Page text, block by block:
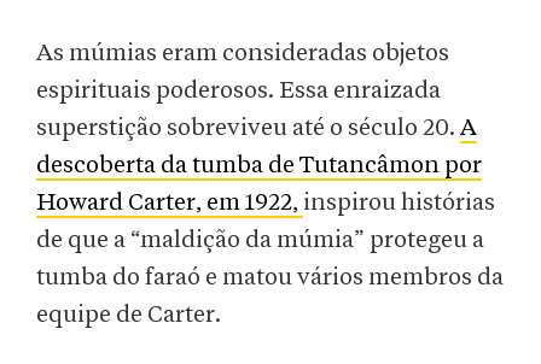
As múmias eram consideradas objetos
espirituais poderosos. Essa enraizada
superstição sobreviveu até o século 20. A
descoberta da tumba de Tutancâmon por
Howard Carter, em 1922, inspirou histórias
de que a “maldição da múmia” protegeu a
tumba do faraó e matou vários membros da
equipe de Carter.